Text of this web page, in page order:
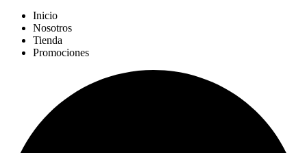
Inicio
Nosotros
Tienda
Promociones